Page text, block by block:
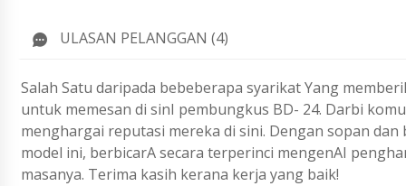
ULASAN PELANGGAN (4)
Salah Satu daripada bebeberapa syarikat Yang
untuk memesan di sinI pembungkus BD- 24. Darbi
menghargai reputasi mereka di sini. Dengan sopan
model ini, berbicarA secara terperinci mengenAI
masanya. Terima kasih kerana kerja yang baik!